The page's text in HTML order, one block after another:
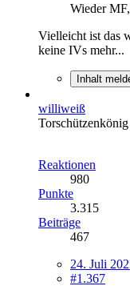
Wieder
Vielleicht ist das
keine IVs mehr...
Inhalt
williweiß
Torschützenkönig
Reaktionen
980
Punkte
3.315
Beiträge
467
24. Juli
#1.367